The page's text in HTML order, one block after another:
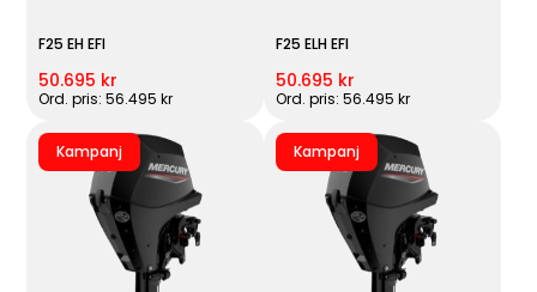
F25 EH EFI
50.695 kr
Ord. pris: 56.495 kr
F25 ELH EFI
50.695 kr
Ord. pris: 56.495 kr
Kampanj Kampanj